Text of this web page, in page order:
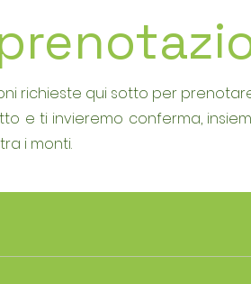
richieste qui sotto per
e ti invieremo conferma,
i monti.